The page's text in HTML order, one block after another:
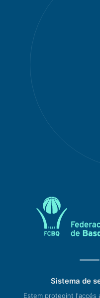
Sistema de
Estem protegint l'accés